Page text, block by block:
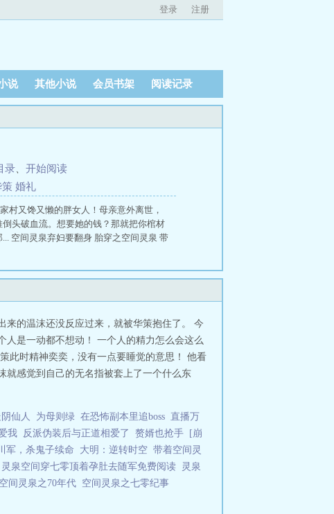
登录 注册
说 其他小说 会员书架 阅读记录
录
开始阅读
婚礼
村又馋又懒的胖女人！母亲意外离世，
头破血流。想要她的钱？那就把你棺材
空间灵泉弃妇要翻身 胎穿之空间灵泉 带
来的温沫还没反应过来，就被华策抱住了。 今
人是一动都不想动！ 一个人的精力怎么会这么
此时精神奕奕，没有一点要睡觉的意思！ 他看
就感觉到自己的无名指被套上了一个什么东
仙人 为母则绿 在恐怖副本里追boss 直播万
我 反派伪装后与正道相爱了 赘婿也抢手
[崩
军，杀鬼子续命 大明：逆转时空 带着空间灵
灵泉空间穿七零顶着孕肚去随军免费阅读
灵泉
空间灵泉之70年代 空间灵泉之七零纪事